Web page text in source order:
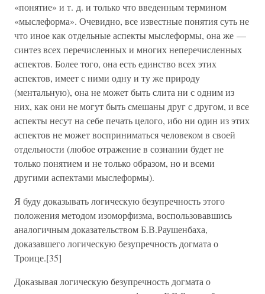
«понятие» и т. д. и только что введенным термином
«мыслеформа». Очевидно, все известные понятия суть не
что иное как отдельные аспекты мыслеформы, она же —
синтез всех перечисленных и многих неперечисленных
аспектов. Более того, она есть единство всех этих
аспектов, имеет с ними одну и ту же природу
(ментальную), она не может быть слита ни с одним из
них, как они не могут быть смешаны друг с другом, и все
аспекты несут на себе печать целого, ибо ни один из этих
аспектов не может восприниматься человеком в своей
отдельности (любое отражение в сознании будет не
только понятием и не только образом, но и всеми
другими аспектами мыслеформы).
Я буду доказывать логическую безупречность этого
положения методом изоморфизма, воспользовавшись
аналогичным доказательством Б.В.Раушенбаха,
доказавшего логическую безупречность догмата о
Троице.[35]
Доказывая логическую безупречность догмата о